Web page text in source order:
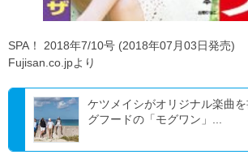
SPA！ 2018年7/10号 (2018年07月03日発売)
Fujisan.co.jpより
ケツメイシがオリジナル楽曲
グフードの「モグワン」...